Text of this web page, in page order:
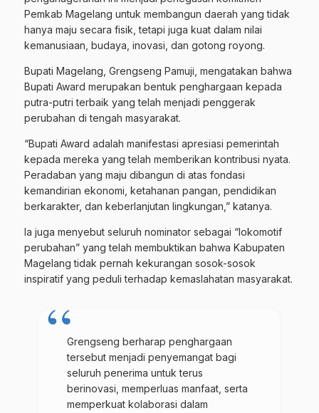
Pemkab Magelang untuk membangun daerah yang tidak
hanya maju secara fisik, tetapi juga kuat dalam nilai
kemanusiaan, budaya, inovasi, dan gotong royong.
Bupati Magelang, Grengseng Pamuji, mengatakan bahwa
Bupati Award merupakan bentuk penghargaan kepada
putra-putri terbaik yang telah menjadi penggerak
perubahan di tengah masyarakat.
“Bupati Award adalah manifestasi apresiasi pemerintah
kepada mereka yang telah memberikan kontribusi nyata.
Peradaban yang maju dibangun di atas fondasi
kemandirian ekonomi, ketahanan pangan, pendidikan
berkarakter, dan keberlanjutan lingkungan,” katanya.
Ia juga menyebut seluruh nominator sebagai “lokomotif
perubahan” yang telah membuktikan bahwa Kabupaten
Magelang tidak pernah kekurangan sosok-sosok
inspiratif yang peduli terhadap kemaslahatan masyarakat.
Grengseng berharap penghargaan
tersebut menjadi penyemangat bagi
seluruh penerima untuk terus
berinovasi, memperluas manfaat, serta
memperkuat kolaborasi dalam